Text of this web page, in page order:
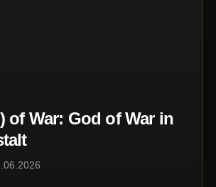
of War: God of War in